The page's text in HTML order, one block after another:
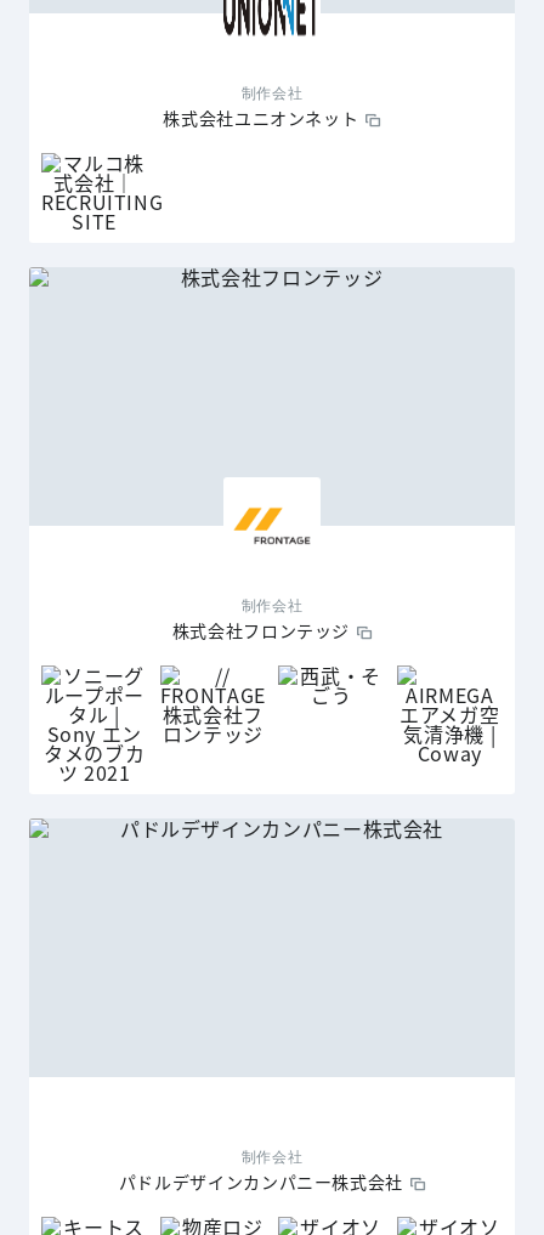
制作会社
株式会社ユニオンネット
制作会社
株式会社フロンテッジ
制作会社
パドルデザインカンパニー株式会社